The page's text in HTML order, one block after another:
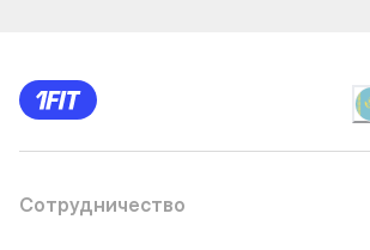
Сотрудничество